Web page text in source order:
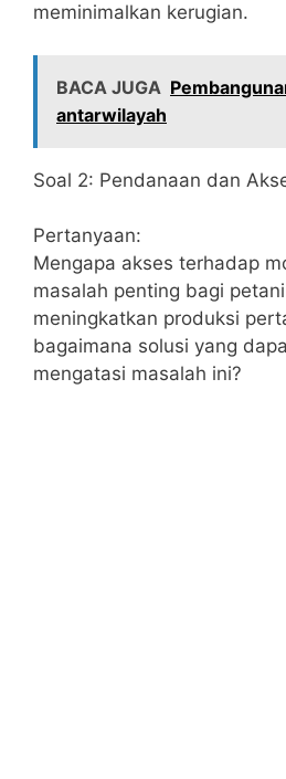
meminimalkan kerugian.
BACA JUGA
antarwilayah
Soal 2: Pendanaan dan
Pertanyaan:
Mengapa akses terhadap
masalah penting bagi
meningkatkan produksi
bagaimana solusi yang
mengatasi masalah ini?